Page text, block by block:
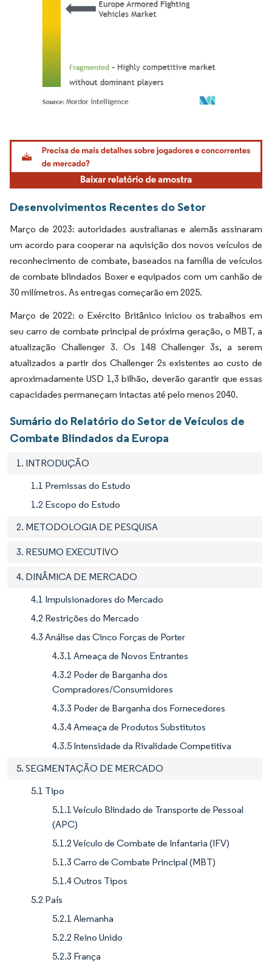
Imagem © Mordor Intelligence. O reuso requer atribuição conforme CC BY 4.0.
Desenvolvimentos Recentes do Setor
Março de 2023: autoridades australianas e alemãs assinaram
um acordo para cooperar na aquisição dos novos veículos de
reconhecimento de combate, baseados na família de veículos
de combate blindados Boxer e equipados com um canhão de
30 milímetros. As entregas começarão em 2025.
Março de 2022: o Exército Britânico iniciou os trabalhos em
seu carro de combate principal de próxima geração, o MBT, a
atualização Challenger 3. Os 148 Challenger 3s, a serem
atualizados a partir dos Challenger 2s existentes ao custo de
aproximadamente USD 1,3 bilhão, deverão garantir que essas
capacidades permaneçam intactas até pelo menos 2040.
Sumário do Relatório do Setor de Veículos de
Combate Blindados da Europa
1. INTRODUÇÃO
1.1 Premissas do Estudo
1.2 Escopo do Estudo
2. METODOLOGIA DE PESQUISA
3. RESUMO EXECUTIVO
4. DINÂMICA DE MERCADO
4.1 Impulsionadores do Mercado
4.2 Restrições do Mercado
4.3 Análise das Cinco Forças de Porter
4.3.1 Ameaça de Novos Entrantes
4.3.2 Poder de Barganha dos
Compradores/Consumidores
4.3.3 Poder de Barganha dos Fornecedores
4.3.4 Ameaça de Produtos Substitutos
4.3.5 Intensidade da Rivalidade Competitiva
5. SEGMENTAÇÃO DE MERCADO
5.1 Tipo
5.1.1 Veículo Blindado de Transporte de Pessoal
(APC)
5.1.2 Veículo de Combate de Infantaria (IFV)
5.1.3 Carro de Combate Principal (MBT)
5.1.4 Outros Tipos
5.2 País
5.2.1 Alemanha
5.2.2 Reino Unido
5.2.3 França